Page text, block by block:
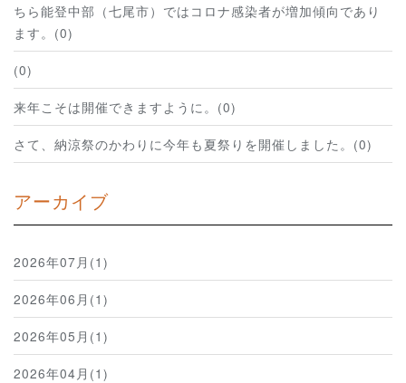
ちら能登中部（七尾市）ではコロナ感染者が増加傾向であり
ます。(0)
(0)
来年こそは開催できますように。(0)
さて、納涼祭のかわりに今年も夏祭りを開催しました。(0)
アーカイブ
2026年07月(1)
2026年06月(1)
2026年05月(1)
2026年04月(1)